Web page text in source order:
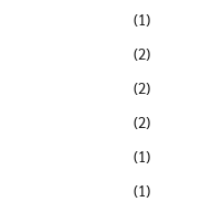
(1)
(2)
(2)
(2)
(1)
(1)